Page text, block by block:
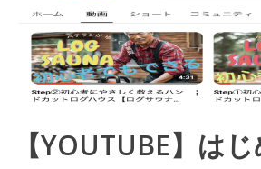
【YOUTUBE】は